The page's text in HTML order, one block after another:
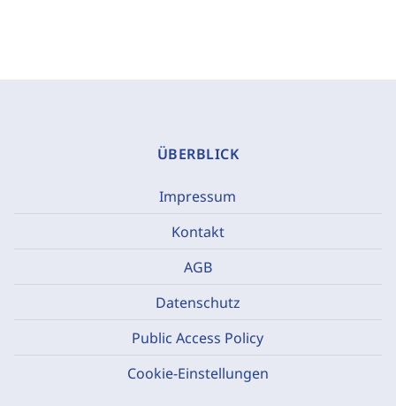
ÜBERBLICK
Impressum
Kontakt
AGB
Datenschutz
Public Access Policy
Cookie-Einstellungen